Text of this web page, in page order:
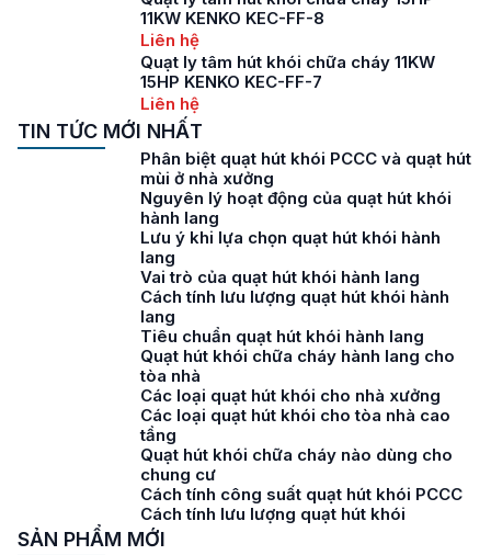
11KW KENKO KEC-FF-8
Liên hệ
Quạt ly tâm hút khói chữa cháy 11KW
15HP KENKO KEC-FF-7
Liên hệ
TIN TỨC MỚI NHẤT
Phân biệt quạt hút khói PCCC và quạt hút
mùi ở nhà xưởng
Nguyên lý hoạt động của quạt hút khói
hành lang
Lưu ý khi lựa chọn quạt hút khói hành
lang
Vai trò của quạt hút khói hành lang
Cách tính lưu lượng quạt hút khói hành
lang
Tiêu chuẩn quạt hút khói hành lang
Quạt hút khói chữa cháy hành lang cho
tòa nhà
Các loại quạt hút khói cho nhà xưởng
Các loại quạt hút khói cho tòa nhà cao
tầng
Quạt hút khói chữa cháy nào dùng cho
chung cư
Cách tính công suất quạt hút khói PCCC
Cách tính lưu lượng quạt hút khói
SẢN PHẨM MỚI